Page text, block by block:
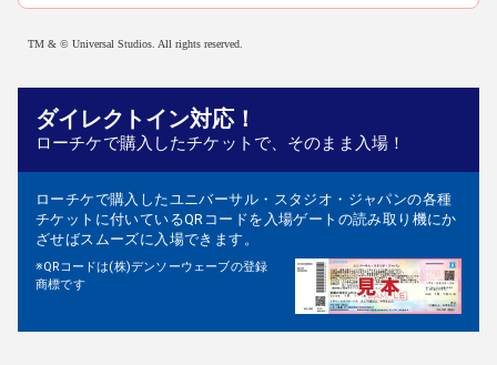
TM & © Universal Studios. All rights reserved.
ダイレクトイン対応！
ローチケで購入したチケットで、そのまま入場！
ローチケで購入したユニバーサル・スタジオ・ジャパンの各種
チケットに付いているQRコードを入場ゲートの読み取り機にか
ざせばスムーズに入場できます。
※QRコードは(株)デンソーウェーブの登録
商標です